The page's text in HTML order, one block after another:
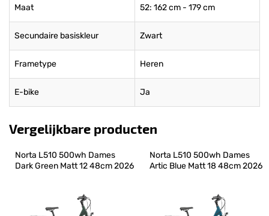
Maat 52: 162 cm - 179 cm
Secundaire basiskleur Zwart
Frametype Heren
E-bike Ja
Vergelijkbare producten
Norta L510 500wh Dames
Dark Green Matt 12 48cm 2026
Norta L510 500wh Dames
Artic Blue Matt 18 48cm 2026